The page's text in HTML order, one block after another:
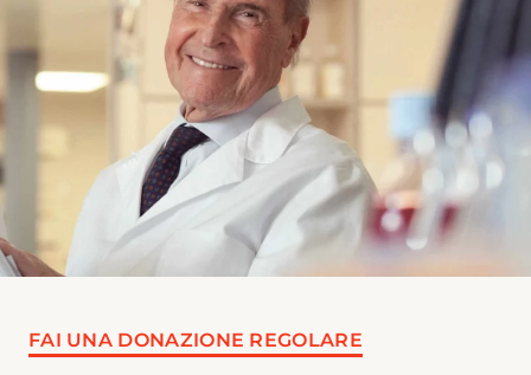
FAI UNA DONAZIONE REGOLARE